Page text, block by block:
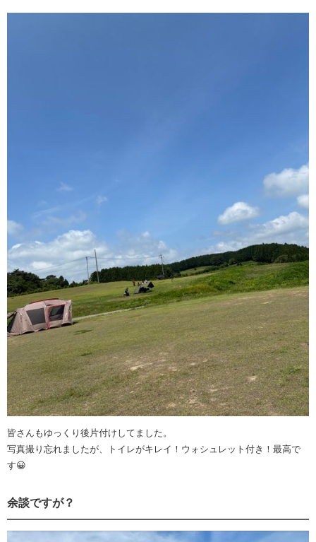
皆さんもゆっくり後片付けしてました。
写真撮り忘れましたが、トイレがキレイ！ウォシュレット付き！最高で
す😀
余談ですが？